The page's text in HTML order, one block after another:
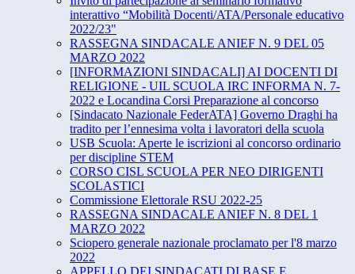
interattivo “​Mobilità Docenti/ATA/Personale educativo
2022/23"
RASSEGNA SINDACALE ANIEF N. 9 DEL 05
MARZO 2022
[INFORMAZIONI SINDACALI] AI DOCENTI DI
RELIGIONE - UIL SCUOLA IRC INFORMA N. 7-
2022 e Locandina Corsi Preparazione al concorso
[Sindacato Nazionale FederATA] Governo Draghi ha
tradito per l’ennesima volta i lavoratori della scuola
USB Scuola: Aperte le iscrizioni al concorso ordinario
per discipline STEM
CORSO CISL SCUOLA PER NEO DIRIGENTI
SCOLASTICI
Commissione Elettorale RSU 2022-25
RASSEGNA SINDACALE ANIEF N. 8 DEL 1
MARZO 2022
Sciopero generale nazionale proclamato per l'8 marzo
2022